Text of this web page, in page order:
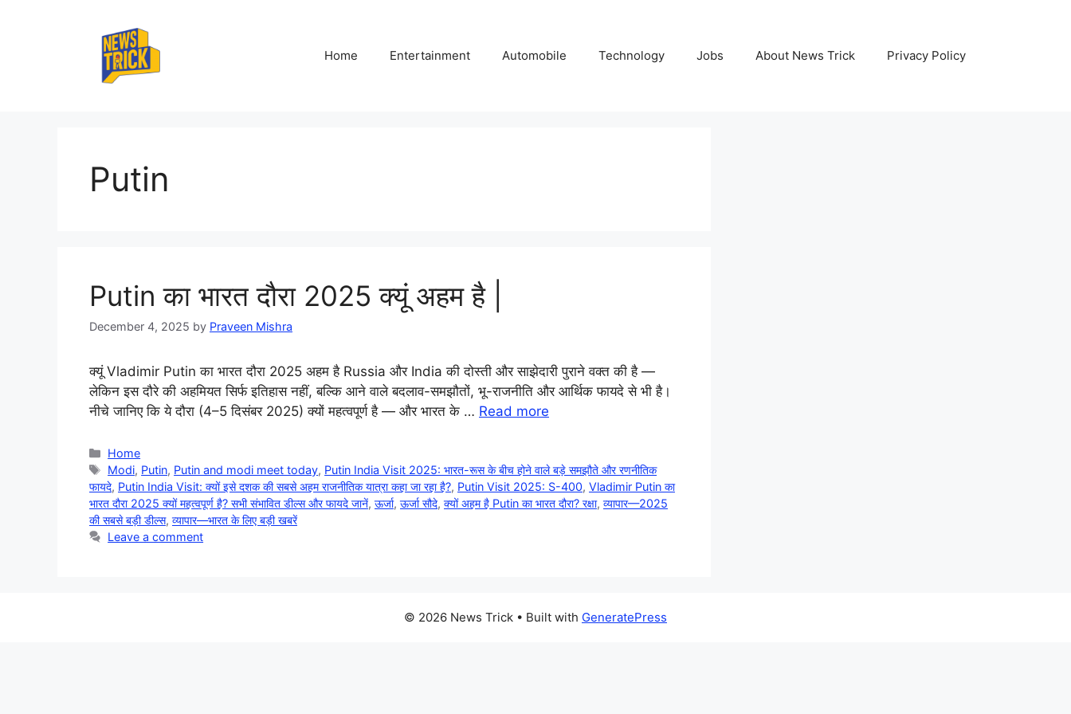
Home Entertainment Automobile Technology Jobs About News Trick Privacy Policy
Putin
Putin का भारत दौरा 2025 क्‍यूं अहम है |
December 4, 2025 by Praveen Mishra
क्‍यूं Vladimir Putin का भारत दौरा 2025 अहम है Russia और India की दोस्ती और साझेदारी पुराने वक्त की है —
लेकिन इस दौरे की अहमियत सिर्फ इतिहास नहीं, बल्कि आने वाले बदलाव-समझौतों, भू-राजनीति और आर्थिक फायदे से भी है।
नीचे जानिए कि ये दौरा (4–5 दिसंबर 2025) क्यों महत्वपूर्ण है — और भारत के … Read more
Categories
Home
Tags
Modi, Putin, Putin and modi meet today, Putin India Visit 2025: भारत-रूस के बीच होने वाले बड़े समझौते और रणनीतिक
फायदे, Putin India Visit: क्यों इसे दशक की सबसे अहम राजनीतिक यात्रा कहा जा रहा है?, Putin Visit 2025: S-400, Vladimir Putin का
भारत दौरा 2025 क्यों महत्वपूर्ण है? सभी संभावित डील्स और फायदे जानें, ऊर्जा, ऊर्जा सौदे, क्यों अहम है Putin का भारत दौरा? रक्षा, व्यापार—2025
की सबसे बड़ी डील्स, व्यापार—भारत के लिए बड़ी खबरें
Leave a comment
© 2026 News Trick • Built with GeneratePress